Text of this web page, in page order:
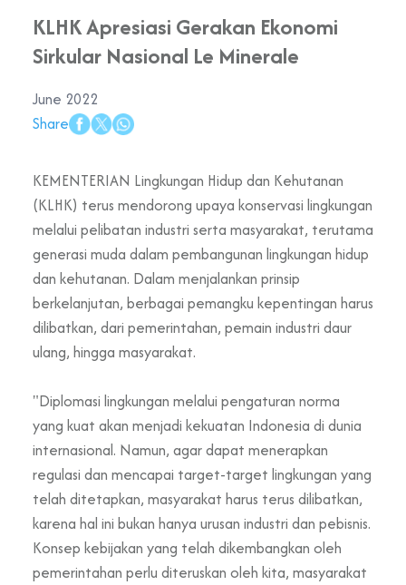
KLHK Apresiasi Gerakan Ekonomi
Sirkular Nasional Le Minerale
June 2022
Share
KEMENTERIAN Lingkungan Hidup dan Kehutanan
(KLHK) terus mendorong upaya konservasi lingkungan
melalui pelibatan industri serta masyarakat, terutama
generasi muda dalam pembangunan lingkungan hidup
dan kehutanan. Dalam menjalankan prinsip
berkelanjutan, berbagai pemangku kepentingan harus
dilibatkan, dari pemerintahan, pemain industri daur
ulang, hingga masyarakat.
"Diplomasi lingkungan melalui pengaturan norma
yang kuat akan menjadi kekuatan Indonesia di dunia
internasional. Namun, agar dapat menerapkan
regulasi dan mencapai target-target lingkungan yang
telah ditetapkan, masyarakat harus terus dilibatkan,
karena hal ini bukan hanya urusan industri dan pebisnis.
Konsep kebijakan yang telah dikembangkan oleh
pemerintahan perlu diteruskan oleh kita, masyarakat